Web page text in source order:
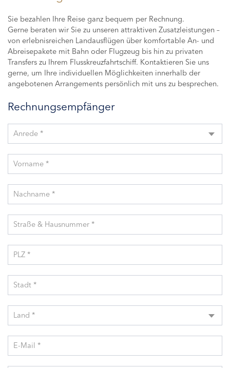
Sie bezahlen Ihre Reise ganz bequem per Rechnung.
Gerne beraten wir Sie zu unseren attraktiven Zusatzleistungen –
von erlebnisreichen Landausflügen über komfortable An- und
Abreisepakete mit Bahn oder Flugzeug bis hin zu privaten
Transfers zu Ihrem Flusskreuzfahrtschiff. Kontaktieren Sie uns
gerne, um Ihre individuellen Möglichkeiten innerhalb der
angebotenen Arrangements persönlich mit uns zu besprechen.
Rechnungsempfänger
Anrede *
Vorname *
Nachname *
Straße & Hausnummer *
PLZ *
Stadt *
Land *
E-Mail *